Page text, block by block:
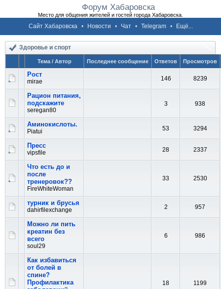
Форум Хабаровска
Место для общения жителей и гостей города Хабаровска.
Сайт Хабаровска • Новости • Чат • Telegram • Ещё...
Здоровье и спорт
Тема / Автор Последнее сообщение Ответов Просмотров
Рост
mirae 146 8239
Рацион питания,
подскажите
seregan80
3 938
Аминокислоты.
Piatui 53 3294
Пресс
vipsfile 28 2337
Что есть до и
после
тренеровок??
FireWhiteWoman
33 2530
турник и брусья
dahirfilexchange 2 957
Можно ли пить
креатин без
всего
soul29
6 986
Как избавиться
от болей в
спине?
Профилактика
18 1199